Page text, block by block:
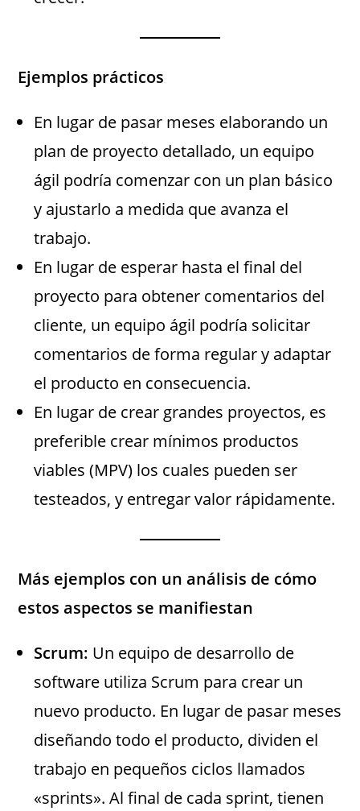
Ejemplos prácticos
En lugar de pasar meses elaborando un
plan de proyecto detallado, un equipo
ágil podría comenzar con un plan básico
y ajustarlo a medida que avanza el
trabajo.
En lugar de esperar hasta el final del
proyecto para obtener comentarios del
cliente, un equipo ágil podría solicitar
comentarios de forma regular y adaptar
el producto en consecuencia.
En lugar de crear grandes proyectos, es
preferible crear mínimos productos
viables (MPV) los cuales pueden ser
testeados, y entregar valor rápidamente.
Más ejemplos con un análisis de cómo
estos aspectos se manifiestan
Scrum: Un equipo de desarrollo de
software utiliza Scrum para crear un
nuevo producto. En lugar de pasar meses
diseñando todo el producto, dividen el
trabajo en pequeños ciclos llamados
«sprints». Al final de cada sprint, tienen